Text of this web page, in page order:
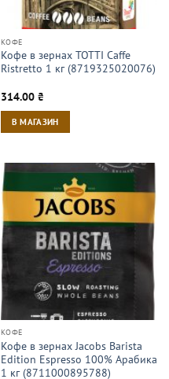
КОФЕ
Кофе в зернах TOTTI Caffe
Ristretto 1 кг (8719325020076)
314.00 ₴
В МАГАЗИН
КОФЕ
Кофе в зернах Jacobs Barista
Edition Espresso 100% Арабика
1 кг (8711000895788)